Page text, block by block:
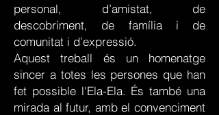
personal, d’amistat, de
descobriment, de família i de
comunitat i d’expressió.
Aquest treball és un homenatge
sincer a totes les persones que han
fet possible l'Ela-Ela. És també una
mirada al futur, amb el convenciment